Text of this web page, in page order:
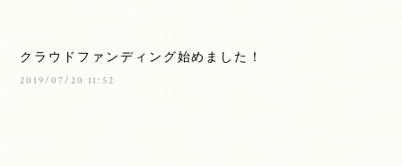
クラウドファンディング始めました！
2019/07/20 11:52